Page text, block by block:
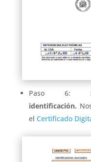
Paso 6:
identificación.
el Certificado